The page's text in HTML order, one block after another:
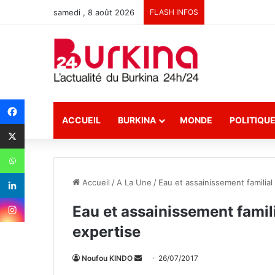
samedi , 8 août 2026 FLASH INFOS
ACCUEIL BURKINA MONDE POLITIQUE
Accueil / A La Une / Eau et assainissement
Eau et assainissement
expertise
Noufou KINDO 26/07/2017